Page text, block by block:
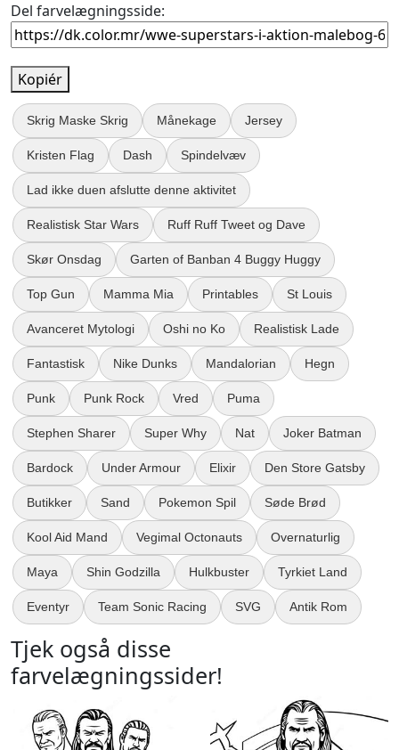
Del farvelægningsside:
Kopiér
Skrig Maske Skrig Månekage Jersey
Kristen Flag Dash Spindelvæv
Lad ikke duen afslutte denne aktivitet
Realistisk Star Wars Ruff Ruff Tweet og Dave
Skør Onsdag Garten of Banban 4 Buggy Huggy
Top Gun Mamma Mia Printables St Louis
Avanceret Mytologi Oshi no Ko Realistisk Lade
Fantastisk Nike Dunks Mandalorian Hegn
Punk Punk Rock Vred Puma
Stephen Sharer Super Why Nat Joker Batman
Bardock Under Armour Elixir Den Store Gatsby
Butikker Sand Pokemon Spil Søde Brød
Kool Aid Mand Vegimal Octonauts Overnaturlig
Maya Shin Godzilla Hulkbuster Tyrkiet Land
Eventyr Team Sonic Racing SVG Antik Rom
Tjek også disse
farvelægningssider!